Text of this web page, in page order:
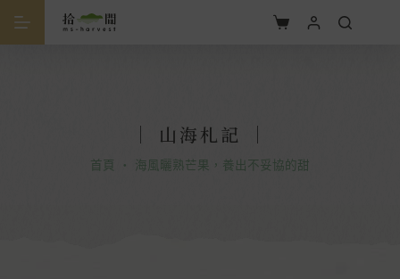
｜ 山海札記 ｜
首頁 ・ 海風曬熟芒果，養出不妥協的甜